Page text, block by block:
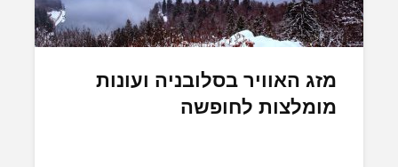
מזג האוויר בסלובניה ועונות
מומלצות לחופשה